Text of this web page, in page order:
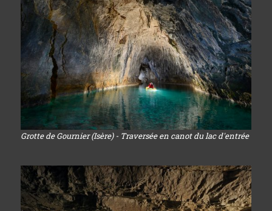
Grotte de Gournier (Isère) - Traversée en canot du lac d'entrée